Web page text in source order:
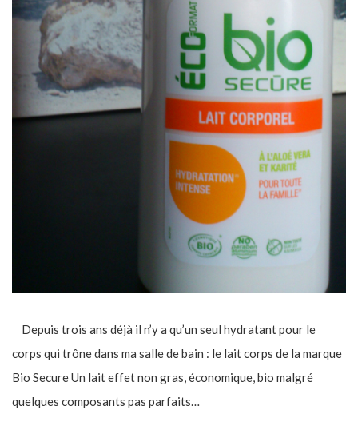
Depuis trois ans déjà il n’y a qu’un seul hydratant pour le
corps qui trône dans ma salle de bain : le lait corps de la marque
Bio Secure Un lait effet non gras, économique, bio malgré
quelques composants pas parfaits…